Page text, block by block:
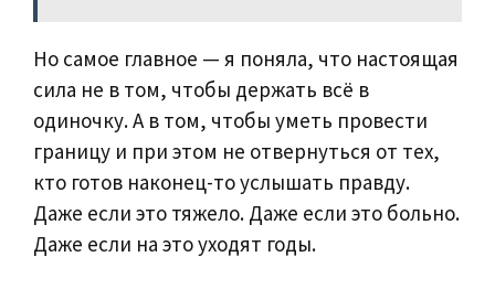
Но самое главное — я поняла, что настоящая
сила не в том, чтобы держать всё в
одиночку. А в том, чтобы уметь провести
границу и при этом не отвернуться от тех,
кто готов наконец-то услышать правду.
Даже если это тяжело. Даже если это больно.
Даже если на это уходят годы.